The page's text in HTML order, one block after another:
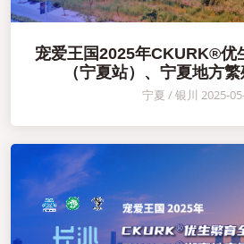
宠爱王国2025年CKURK®优
（宁夏站）、宁夏地方繁
宁夏 / 银川 2025-